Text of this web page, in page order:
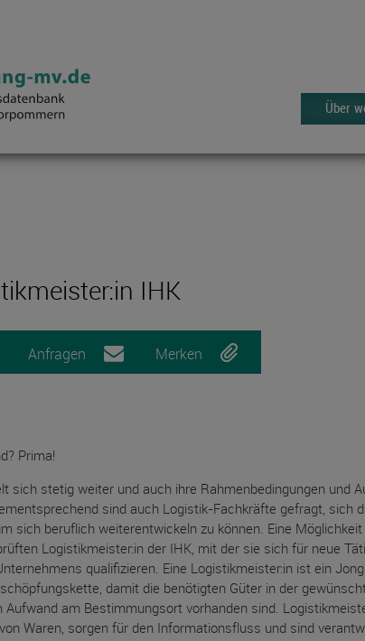
Über
IHK
Anfragen Merken
Prima!
sich stetig weiter und auch ihre Rahmenbedingungen und
sind auch Logistik-Fachkräfte gefragt, sich
sich beruflich weiterentwickeln zu können. Eine
Logistikmeister:in der IHK, mit der sie sich für neue
qualifizieren. Eine Logistikmeister:in ist ein
damit die benötigten Güter in der
am Bestimmungsort vorhanden sind.
Waren, sorgen für den Informationsfluss und sind